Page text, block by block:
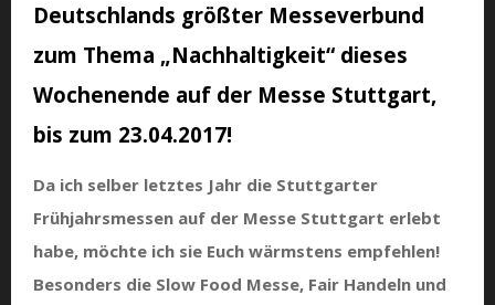
Deutschlands größter Messeverbund
zum Thema „Nachhaltigkeit“ dieses
Wochenende auf der Messe Stuttgart,
bis zum 23.04.2017!
Da ich selber letztes Jahr die Stuttgarter
Frühjahrsmessen auf der Messe Stuttgart erlebt
habe, möchte ich sie Euch wärmstens empfehlen!
Besonders die Slow Food Messe, Fair Handeln und